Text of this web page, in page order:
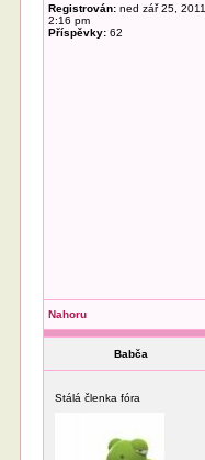
Registrován: ned zář 25, 2011
2:16 pm
Příspěvky: 62
Nahoru
Babča
Stálá členka fóra